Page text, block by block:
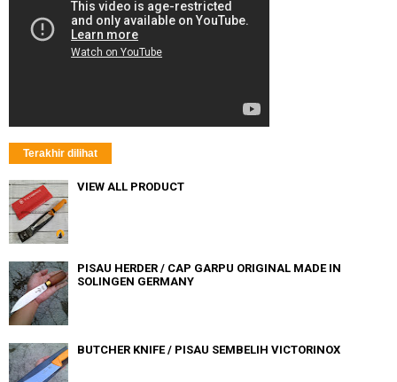
Terakhir dilihat
VIEW ALL PRODUCT
PISAU HERDER / CAP GARPU ORIGINAL MADE IN
SOLINGEN GERMANY
BUTCHER KNIFE / PISAU SEMBELIH VICTORINOX